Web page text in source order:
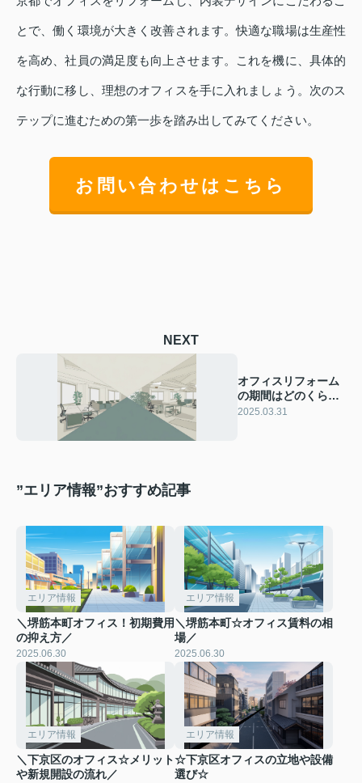
とで、働く環境が大きく改善されます。快適な職場は生産性
を高め、社員の満足度も向上させます。これを機に、具体的
な行動に移し、理想のオフィスを手に入れましょう。次のス
テップに進むための第一歩を踏み出してみてください。
お問い合わせはこちら
NEXT
オフィスリフォーム
の期間はどのくら
い？オフィス選びに
2025.03.31
”エリア情報”おすすめ記事
エリア情報
＼堺筋本町オフィス！初期費用
の抑え方／
2025.06.30
エリア情報
＼堺筋本町☆オフィス賃料の相
場／
2025.06.30
エリア情報
＼下京区のオフィス☆メリット
や新規開設の流れ／
エリア情報
☆下京区オフィスの立地や設備
選び☆